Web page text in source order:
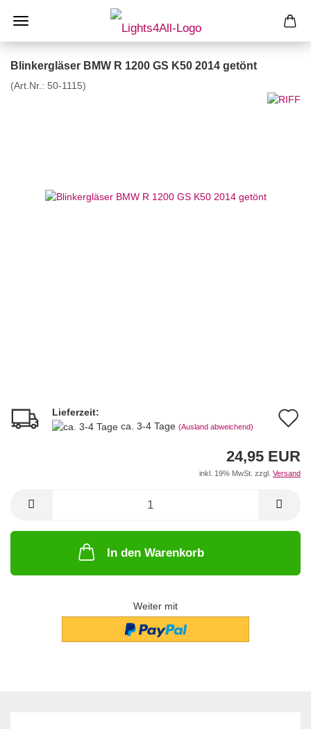
Blinkergläser BMW R 1200 GS K50 2014 getönt
(Art.Nr.: 50-1115)
Lieferzeit:
ca. 3-4 Tage (Ausland abweichend)
24,95 EUR
inkl. 19% MwSt. zzgl. Versand
In den Warenkorb
Weiter mit